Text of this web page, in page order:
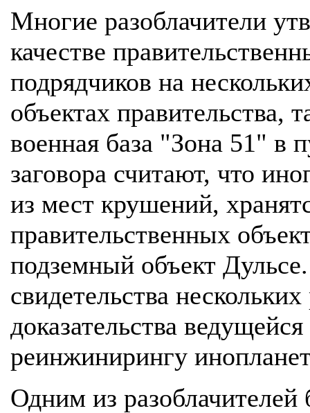
Многие разоблачители
качестве
подрядчиков на
объектах правительства,
военная база "Зона 51" в
заговора считают, что
из мест крушений,
правительственных
подземный объект
свидетельства
доказательства
реинжинирингу
Одним из